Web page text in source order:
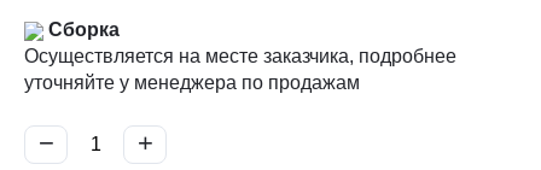
Сборка
Осуществляется на месте заказчика, подробнее
уточняйте у менеджера по продажам
+
−